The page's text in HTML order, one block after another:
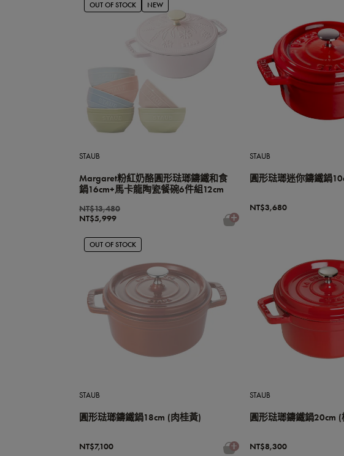
OUT OF STOCK NEW
STAUB
Margaret粉紅奶酪圓形琺瑯鑄鐵和食
鍋16cm+馬卡龍陶瓷餐碗6件組12cm
NT$5,999
NT$13,480
STAUB
圓形琺瑯迷你鑄鐵鍋
NT$3,680
OUT OF STOCK
STAUB
圓形琺瑯鑄鐵鍋18cm (肉桂黃)
NT$7,100
STAUB
圓形琺瑯鑄鐵鍋20cm
NT$8,300